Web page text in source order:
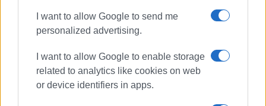
I want to allow Google to send me
personalized advertising.
I want to allow Google to enable storage
related to analytics like cookies on web
or device identifiers in apps.
ΚΩΣΤΑΣ ΣΠΙΓΓΟΣ
Ο Κωνσταντίνος Χρ. Σπίγγος γεννήθηκε το 1971
στον Πειραιά, μεγάλωσε στο Χαϊδάρι και ζει